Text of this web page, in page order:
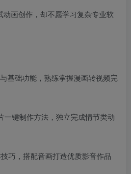
动画创作，却不愿学习复杂专业软
基础功能，熟练掌握漫画转视频完
一键制作方法，独立完成情节类动
巧，搭配音画打造优质影音作品